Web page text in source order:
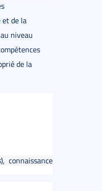
et de la
niveau
de la
), connaissance